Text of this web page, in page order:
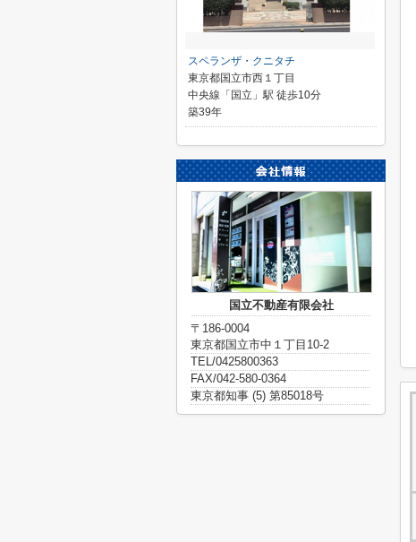
スペランザ・クニタチ
東京都国立市西１丁目
中央線「国立」駅 徒歩10分
築39年
国立不動産有限会社
〒186-0004
東京都国立市中１丁目10-2
TEL/0425800363
FAX/042-580-0364
東京都知事 (5) 第85018号